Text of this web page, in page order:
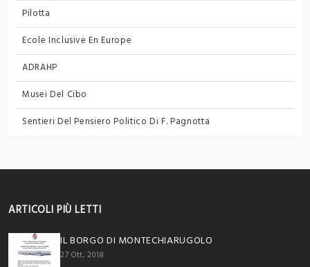
Pilotta
Ecole Inclusive En Europe
ADRAHP
Musei Del Cibo
Sentieri Del Pensiero Politico Di F. Pagnotta
ARTICOLI PIÙ LETTI
IL BORGO DI MONTECHIARUGOLO
27 Ott, 2018